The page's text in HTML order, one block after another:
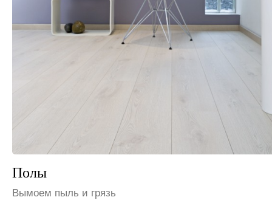
Шкафы и полки
Избавим от пыли